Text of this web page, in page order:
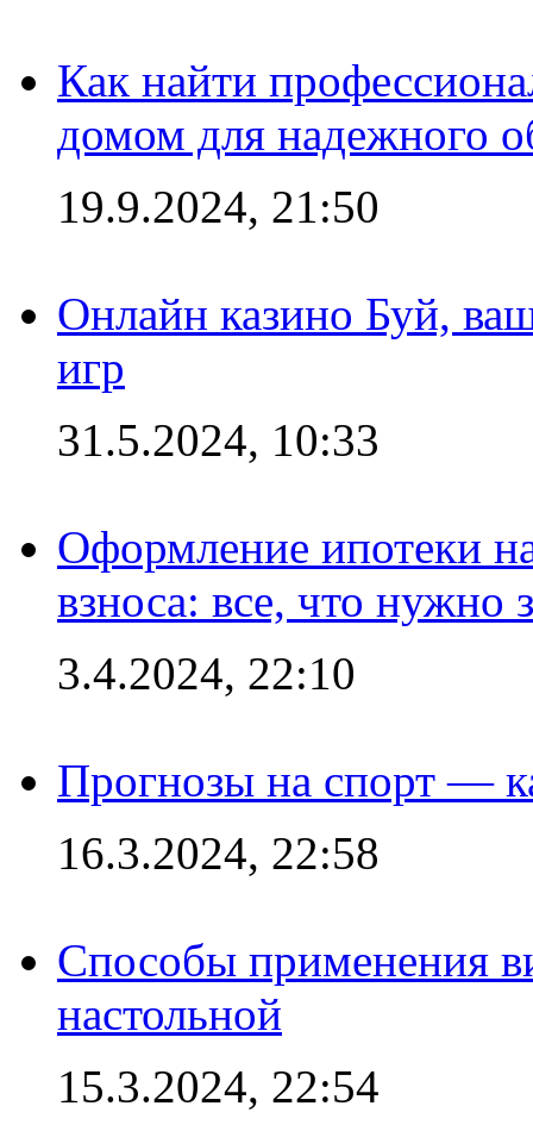
Как найти
домом для надежного
19.9.2024, 21:50
Онлайн казино Буй,
игр
31.5.2024, 10:33
Оформление ипотеки
взноса: все, что нужно
3.4.2024, 22:10
Прогнозы на спорт —
16.3.2024, 22:58
Способы применения
настольной
15.3.2024, 22:54